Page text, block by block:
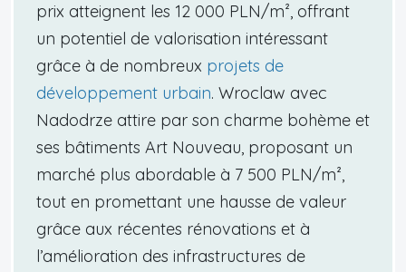
prix atteignent les 12 000 PLN/m², offrant
un potentiel de valorisation intéressant
grâce à de nombreux projets de
développement urbain. Wroclaw avec
Nadodrze attire par son charme bohème et
ses bâtiments Art Nouveau, proposant un
marché plus abordable à 7 500 PLN/m²,
tout en promettant une hausse de valeur
grâce aux récentes rénovations et à
l’amélioration des infrastructures de